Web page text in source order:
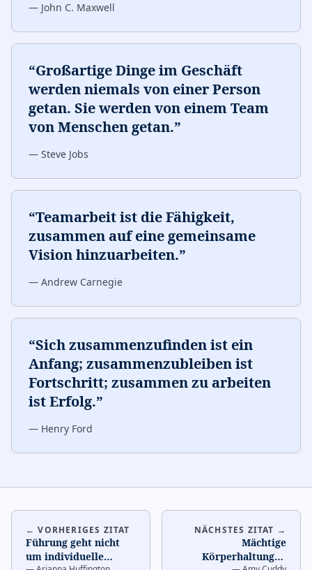
— John C. Maxwell
“Großartige Dinge im Geschäft
werden niemals von einer Person
getan. Sie werden von einem Team
von Menschen getan.”
— Steve Jobs
“Teamarbeit ist die Fähigkeit,
zusammen auf eine gemeinsame
Vision hinzuarbeiten.”
— Andrew Carnegie
“Sich zusammenzufinden ist ein
Anfang; zusammenzubleiben ist
Fortschritt; zusammen zu arbeiten
ist Erfolg.”
— Henry Ford
← VORHERIGES ZITAT
Führung geht nicht
um individuelle
NÄCHSTES ZITAT →
Mächtige
Körperhaltungen